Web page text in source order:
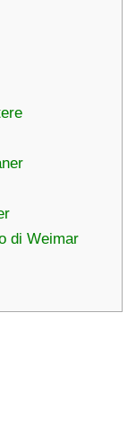
di Weimar